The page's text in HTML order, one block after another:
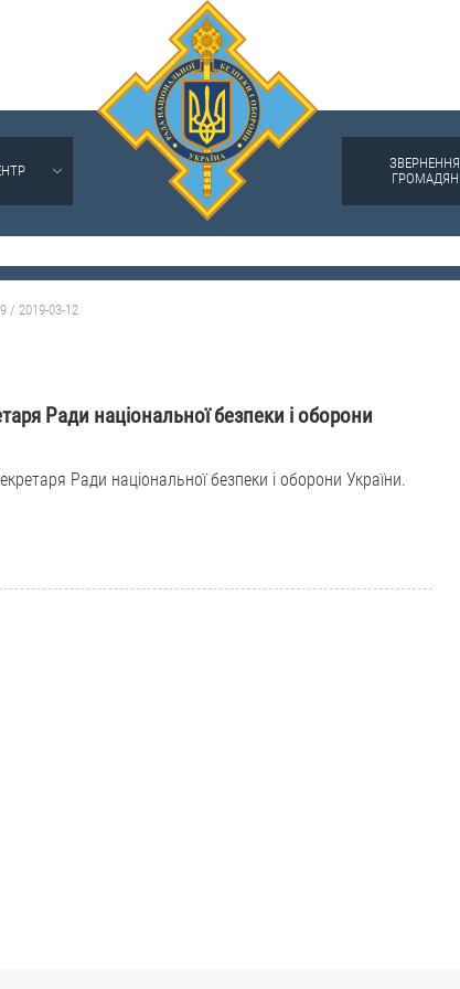
ЗВЕРНЕННЯ
ГРОМАДЯН
/ 2019-03-12
Ради національної безпеки і оборони
Ради національної безпеки і оборони України.